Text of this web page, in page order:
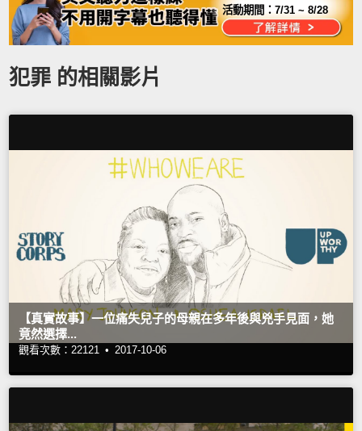
活動期間：7/31 ~ 8/28
犯罪 的相關影片
【真實故事】一位痛失兒子的母親在多年後與兇手見面，她
竟然選擇...
觀看次數：22121 • 2017-10-06